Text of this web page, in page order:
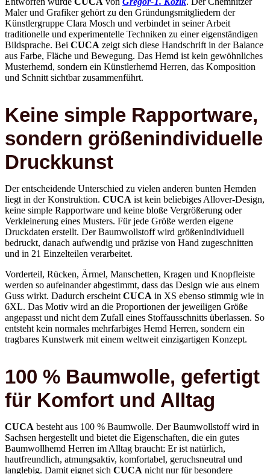
Künstlergruppe Clara Mosch und verbindet in seiner Arbeit
traditionelle und experimentelle Techniken zu einer eigenständigen
Bildsprache. BeiCUCAzeigt sich diese Handschrift in der Balance
aus Farbe, Fläche und Bewegung. Das Hemd ist kein gewöhnliches
Musterhemd, sondern ein Künstlerhemd Herren, das Komposition
und Schnitt sichtbar zusammenführt.
sondern größenindividuelle
Druckkunst
Der entscheidende Unterschied zu vielen anderen bunten Hemden
keine simple Rapportware und keine bloße Vergrößerung oder
Verkleinerung eines Musters. Für jede Größe werden eigene
Druckdaten erstellt. Der Baumwollstoff wird größenindividuell
bedruckt, danach aufwendig und präzise von Hand zugeschnitten
und in 21 Einzelteilen verarbeitet.
Vorderteil, Rücken, Ärmel, Manschetten, Kragen und Knopfleiste
werden so aufeinander abgestimmt, dass das Design wie aus einem
Guss wirkt. Dadurch erscheintCUCAin XS ebenso stimmig wie in
6XL. Das Motiv wird an die Proportionen der jeweiligen Größe
angepasst und nicht dem Zufall eines Stoffausschnitts überlassen. So
entsteht kein normales mehrfarbiges Hemd Herren, sondern ein
tragbares Kunstwerk mit einem weltweit einzigartigen Konzept.
für Komfort und Alltag
CUCA
besteht aus 100 % Baumwolle. Der Baumwollstoff wird in
Baumwollhemd Herren im Alltag braucht: Er ist natürlich,
hautfreundlich, atmungsaktiv, komfortabel, geruchsneutral und
langlebig. Damit eignet sichCUCAnicht nur für besondere
Auftritte, sondern auch für längere Tage, Reisen, Veranstaltungen